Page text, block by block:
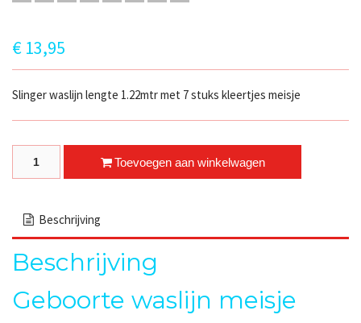
€ 13,95
Slinger waslijn lengte 1.22mtr met 7 stuks kleertjes meisje
Geboorte waslijn meisje quantityToevoegen aan winkelwagen
Beschrijving
Beschrijving
Geboorte waslijn meisje